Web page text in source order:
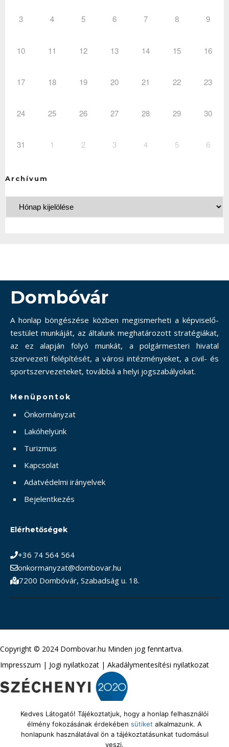
3 4 5 6 7 8 9
10 11 12 13 14 15 16
17 18 19 20 21 22 23
24 25 26 27 28 29 30
31 1 2 3 4 5 6
Archívum
Dombóvár
A honlap böngészése közben megismerheti a képviselő-
testület munkáját, az általunk meghatározott stratégiákat,
az ez alapján folyó munkát, a polgármesteri hivatal
szervezeti felépítését, a városi intézményeket, a civil- és
sportszervezeteket, továbbá a helyi jogszabályokat.
Menüpontok
Önkormányzat
Lakóhelyünk
Turizmus
Kapcsolat
Adatvédelmi irányelvek
Bejelentkezés
Elérhetőségek
+36 74 564 564
onkormanyzat@dombovar.hu
7200 Dombóvár, Szabadság u. 18.
Copyright © 2024 Dombovar.hu Minden jog fenntartva.
Impresszum | Jogi nyilatkozat | Akadálymentesítési nyilatkozat
Kedves Látogató! Tájékoztatjuk, hogy a honlap felhasználói
élmény fokozásának érdekében sütiket alkalmazunk. A
honlapunk használatával ön a tájékoztatásunkat tudomásul
veszi.